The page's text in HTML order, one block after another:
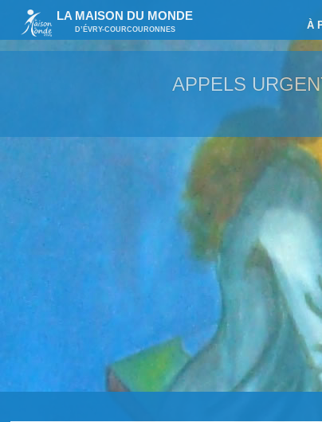
LA MAISON DU MONDE
D’ÉVRY-COURCOURONNES À
APPELS